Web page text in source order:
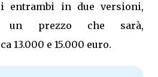
entrambi in due versioni,
un prezzo che sarà,
13.000 e 15.000 euro.